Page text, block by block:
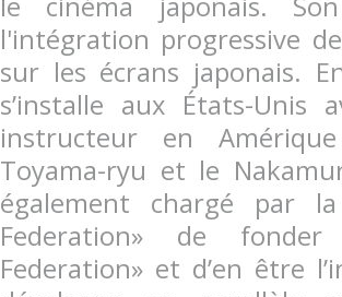
l'intégration progressive
sur les écrans japonais.
s’installe aux États-
instructeur en
Toyama-ryu et le
également chargé par
Federation» de
Federation» et d’en être